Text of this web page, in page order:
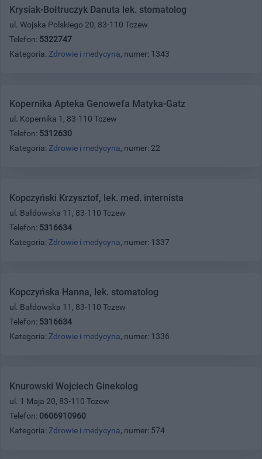
Krysiak-Bołtruczyk Danuta lek. stomatolog
ul. Wojska Polskiego 20, 83-110 Tczew
Telefon: 5322747
Kategoria: Zdrowie i medycyna, numer: 1343
Kopernika Apteka Genowefa Matyka-Gatz
ul. Kopernika 1, 83-110 Tczew
Telefon: 5312630
Kategoria: Zdrowie i medycyna, numer: 22
Kopczyński Krzysztof, lek. med. internista
ul. Bałdowska 11, 83-110 Tczew
Telefon: 5316634
Kategoria: Zdrowie i medycyna, numer: 1337
Kopczyńska Hanna, lek. stomatolog
ul. Bałdowska 11, 83-110 Tczew
Telefon: 5316634
Kategoria: Zdrowie i medycyna, numer: 1336
Knurowski Wojciech Ginekolog
ul. 1 Maja 20, 83-110 Tczew
Telefon: 0606910960
Kategoria: Zdrowie i medycyna, numer: 574